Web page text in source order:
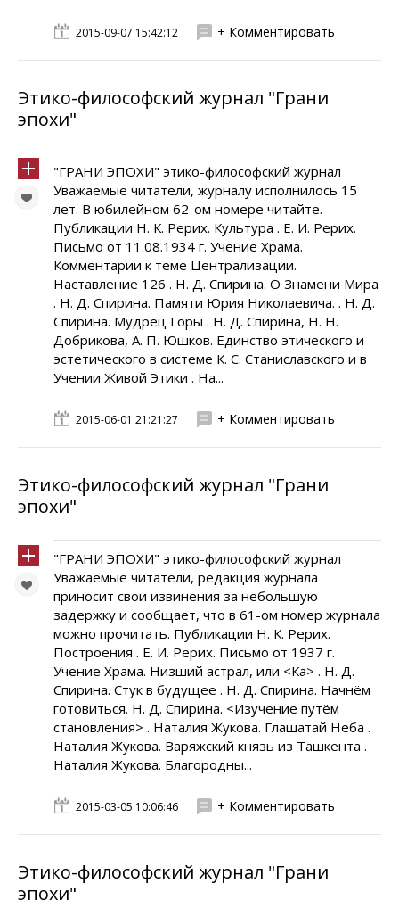
2015-09-07 15:42:12 + Комментировать
Этико-философский журнал "Грани
эпохи"
"ГРАНИ ЭПОХИ" этико-философский журнал
Уважаемые читатели, журналу исполнилось 15
лет. В юбилейном 62-ом номере читайте.
Публикации Н. К. Рерих. Культура . Е. И. Рерих.
Письмо от 11.08.1934 г. Учение Храма.
Комментарии к теме Централизации.
Наставление 126 . Н. Д. Спирина. О Знамени Мира
. Н. Д. Спирина. Памяти Юрия Николаевича. . Н. Д.
Спирина. Мудрец Горы . Н. Д. Спирина, Н. Н.
Добрикова, А. П. Юшков. Единство этического и
эстетического в системе К. С. Станиславского и в
Учении Живой Этики . На...
2015-06-01 21:21:27 + Комментировать
Этико-философский журнал "Грани
эпохи"
"ГРАНИ ЭПОХИ" этико-философский журнал
Уважаемые читатели, редакция журнала
приносит свои извинения за небольшую
задержку и сообщает, что в 61-ом номер журнала
можно прочитать. Публикации Н. К. Рерих.
Построения . Е. И. Рерих. Письмо от 1937 г.
Учение Храма. Низший астрал, или <Ка> . Н. Д.
Спирина. Стук в будущее . Н. Д. Спирина. Начнём
готовиться. Н. Д. Спирина. <Изучение путём
становления> . Наталия Жукова. Глашатай Неба .
Наталия Жукова. Варяжский князь из Ташкента .
Наталия Жукова. Благородны...
2015-03-05 10:06:46 + Комментировать
Этико-философский журнал "Грани
эпохи"